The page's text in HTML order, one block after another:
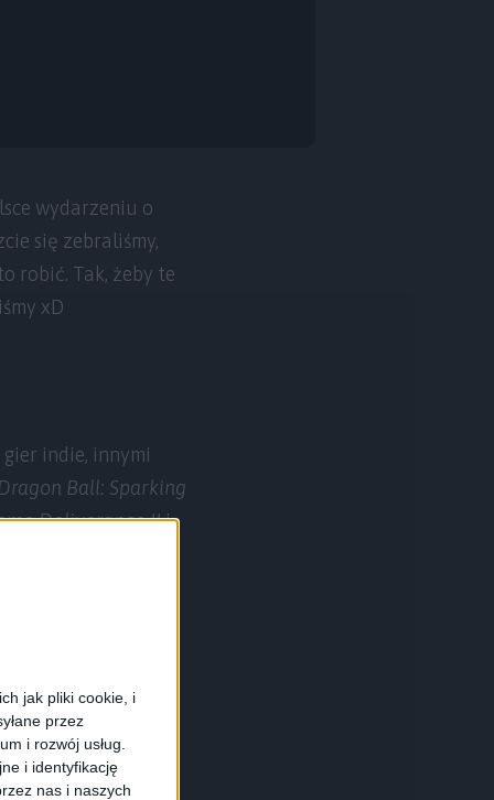
jak pliki cookie, i
przez
i rozwój usług.
i identyfikację
nas i naszych
wydarzeniu o
się zebraliśmy,
robić. Tak, żeby te
xD
indie, innymi
Ball: Sparking
Deliverance IIi